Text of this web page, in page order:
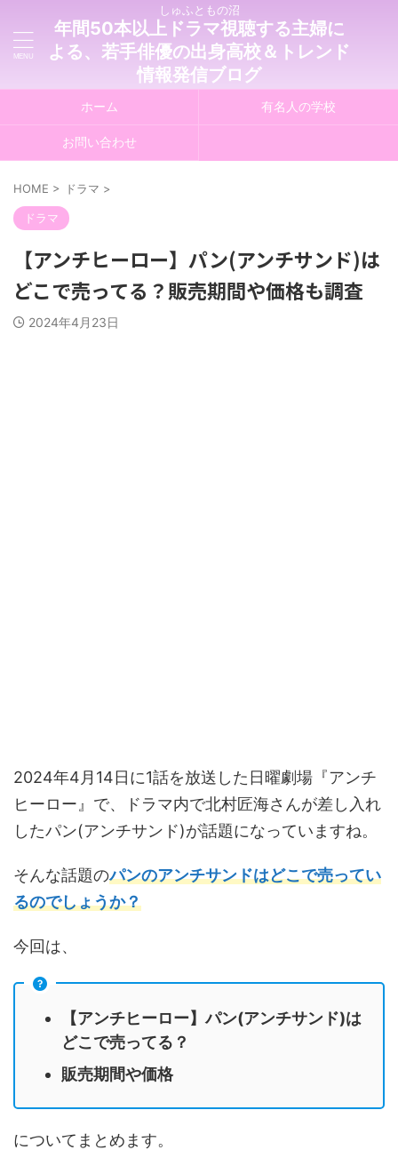
しゅふともの沼
年間50本以上ドラマ視聴する主婦に
よる、若手俳優の出身高校＆トレンド
情報発信ブログ
ホーム 有名人の学校
お問い合わせ
HOME > ドラマ >
ドラマ
【アンチヒーロー】パン(アンチサンド)は
どこで売ってる？販売期間や価格も調査
2024年4月23日
2024年4月14日に1話を放送した日曜劇場『アンチ
ヒーロー』で、ドラマ内で北村匠海さんが差し入れ
したパン(アンチサンド)が話題になっていますね。
そんな話題のパンのアンチサンドはどこで売ってい
るのでしょうか？
今回は、
【アンチヒーロー】パン(アンチサンド)は
どこで売ってる？
販売期間や価格
についてまとめます。